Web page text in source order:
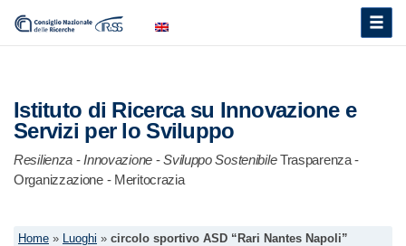
Toggle
Istituto di Ricerca su Innovazione e
Servizi per lo Sviluppo
Resilienza -Innovazione-Sviluppo Sostenibile Trasparenza -
Organizzazione - Meritocrazia
Home » Luoghi » circolo sportivo ASD “Rari Nantes Napoli”